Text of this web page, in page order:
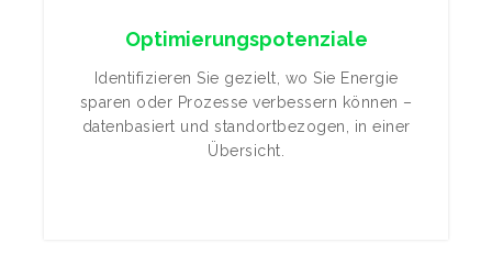
Optimierungspotenziale
Identifizieren Sie gezielt, wo Sie Energie
sparen oder Prozesse verbessern können –
datenbasiert und standortbezogen, in einer
Übersicht.